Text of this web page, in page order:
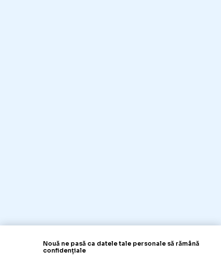
Nouă ne pasă ca datele tale personale să rămână
confidențiale